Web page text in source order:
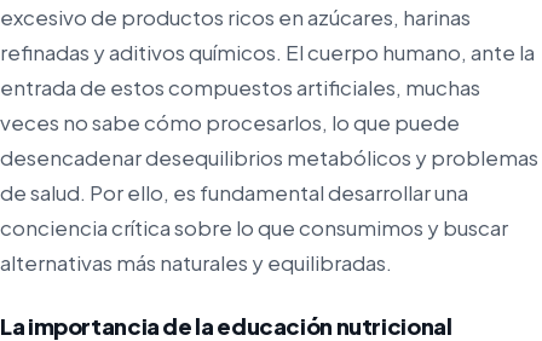
excesivo de productos ricos en azúcares, harinas
refinadas y aditivos químicos. El cuerpo humano, ante la
entrada de estos compuestos artificiales, muchas
veces no sabe cómo procesarlos, lo que puede
desencadenar desequilibrios metabólicos y problemas
de salud. Por ello, es fundamental desarrollar una
conciencia crítica sobre lo que consumimos y buscar
alternativas más naturales y equilibradas.
La importancia de la educación nutricional